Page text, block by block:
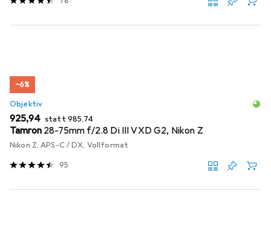
−6%
Objektiv
EUR
925,94 statt EUR
985,74
Tamron 28-75mm f/2.8 Di III VXD G2, Nikon Z
Nikon Z, APS-C / DX, Vollformat
95